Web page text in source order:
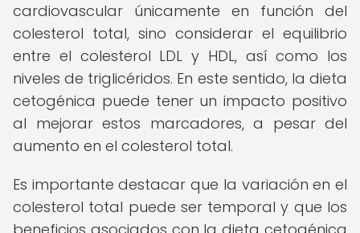
cardiovascular únicamente en función del
colesterol total, sino considerar el equilibrio
entre el colesterol LDL y HDL, así como los
niveles de triglicéridos. En este sentido, la dieta
cetogénica puede tener un impacto positivo
al mejorar estos marcadores, a pesar del
aumento en el colesterol total.
Es importante destacar que la variación en el
colesterol total puede ser temporal y que los